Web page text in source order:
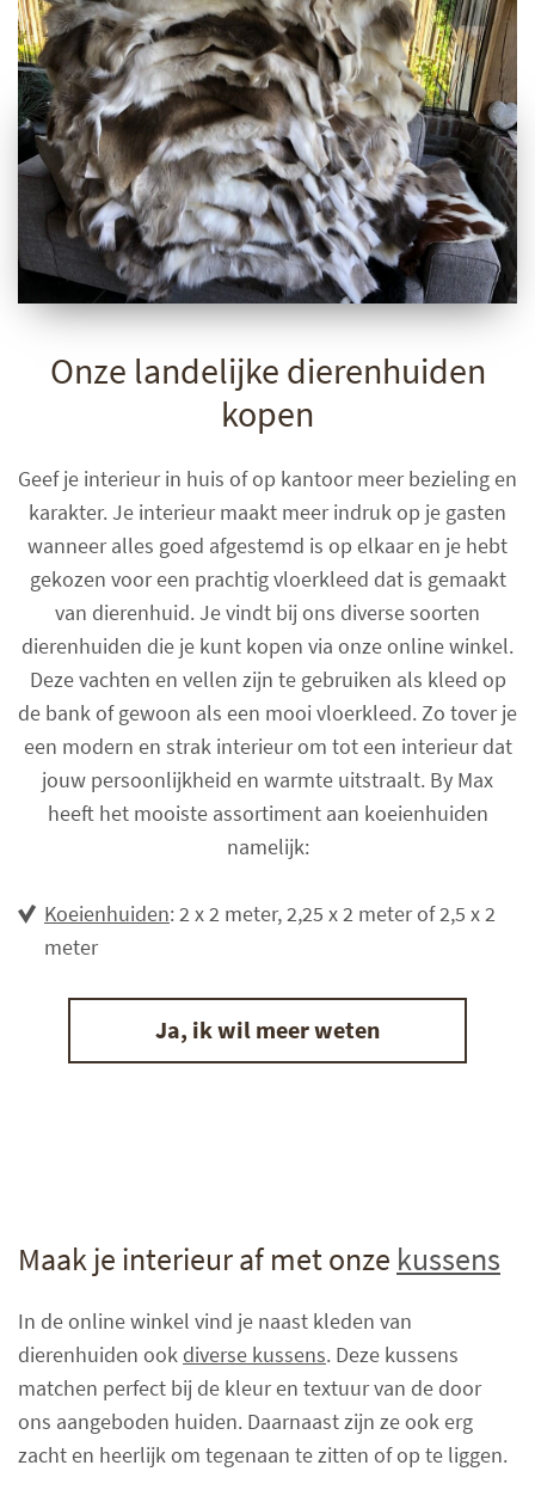
Onze landelijke dierenhuiden
kopen
Geef je interieur in huis of op kantoor meer bezieling en
karakter. Je interieur maakt meer indruk op je gasten
wanneer alles goed afgestemd is op elkaar en je hebt
gekozen voor een prachtig vloerkleed dat is gemaakt
van dierenhuid. Je vindt bij ons diverse soorten
dierenhuiden die je kunt kopen via onze online winkel.
Deze vachten en vellen zijn te gebruiken als kleed op
de bank of gewoon als een mooi vloerkleed. Zo tover je
een modern en strak interieur om tot een interieur dat
jouw persoonlijkheid en warmte uitstraalt. By Max
heeft het mooiste assortiment aan koeienhuiden
namelijk:
Koeienhuiden: 2 x 2 meter, 2,25 x 2 meter of 2,5 x 2
meter
Ja, ik wil meer weten
Maak je interieur af met onze kussens
In de online winkel vind je naast kleden van
dierenhuiden ook diverse kussens. Deze kussens
matchen perfect bij de kleur en textuur van de door
ons aangeboden huiden. Daarnaast zijn ze ook erg
zacht en heerlijk om tegenaan te zitten of op te liggen.